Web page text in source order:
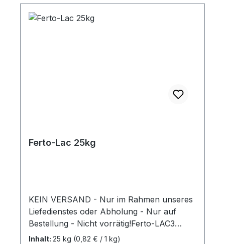
Ferto-Lac 25kg
KEIN VERSAND - Nur im Rahmen unseres
Liefedienstes oder Abholung - Nur auf
Bestellung - Nicht vorrätig!Ferto-LAC3
Stuten-SpezialfutterSpezialfutter für
Inhalt: 25 kg (0,82 € / 1 kg)